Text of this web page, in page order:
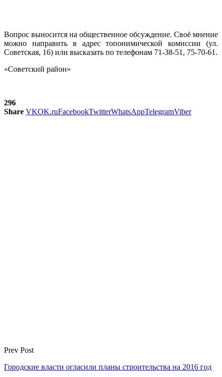
Вопрос выносится на общественное обсуждение. Своё мнение
можно направить в адрес топонимической комиссии (ул.
Советская, 16) или высказать по телефонам 71-38-51, 75-70-61.
«Советский район»
296
Share VKOK.ruFacebookTwitterWhatsAppTelegramViber
Prev Post
Городские власти огласили планы строительства на 2016 год